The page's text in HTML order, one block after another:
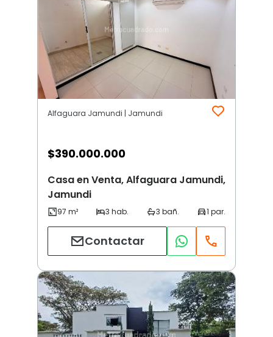
Alfaguara Jamundi | Jamundi
$390.000.000
Casa en Venta, Alfaguara Jamundi,
Jamundi
Contactar